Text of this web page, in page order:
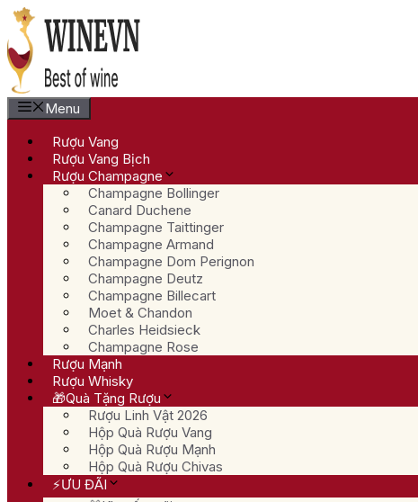
Chuyển
đến
nội
dung
Menu
Rượu Vang
Rượu Vang Bịch
Rượu Champagne
Champagne Bollinger
Canard Duchene
Champagne Taittinger
Champagne Armand
Champagne Dom Perignon
Champagne Deutz
Champagne Billecart
Moet & Chandon
Charles Heidsieck
Champagne Rose
Rượu Mạnh
Rượu Whisky
🎁Quà Tặng Rượu
Rượu Linh Vật 2026
Hộp Quà Rượu Vang
Hộp Quà Rượu Mạnh
Hộp Quà Rượu Chivas
⚡ƯU ĐÃI